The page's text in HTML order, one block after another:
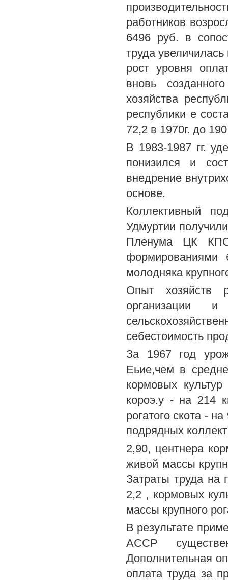
работников
6496 руб. в
труда
рост уровня
вновь
хозяйства
республики е
72,2 в 1970г. до
В 1983-1987 гг.
понизился и
внедрение
основе.
Коллективный
Удмуртии
Пленума ЦК
молодняка
Опыт хозяйств
организации
себестоимость
За 1967 год
Еьие,чем в
кормовых
короэ.у - на 214
рогатого скота -
подрядных
2,90, центнера
живой массы
Затраты труда на
2,2 , кормовых
массы крупного
В результате
АССР
Дополнительная
оплата труда за